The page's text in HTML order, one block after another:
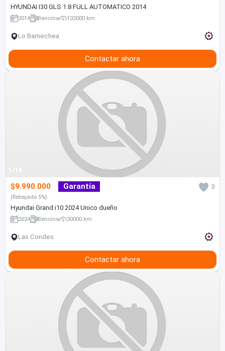
HYUNDAI I30 GLS 1.8 FULL AUTOMATICO 2014
2014 Bencina 132000 km
Lo Barnechea
Contactar ahora
1/18
$9.990.000 Garantía 3
(Rebajado 5%)
Hyundai Grand i10 2024 Unico dueño
2024 Bencina 30000 km
Las Condes
Contactar ahora